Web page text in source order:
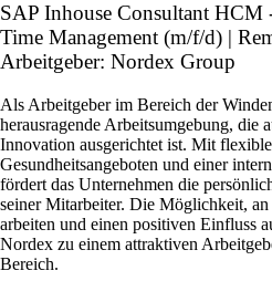
SAP Inhouse Consultant
Time Management (m/f/d) |
Arbeitgeber: Nordex Group
Als Arbeitgeber im Bereich der
herausragende Arbeitsumgebung, die
Innovation ausgerichtet ist. Mit
Gesundheitsangeboten und einer
fördert das Unternehmen die
seiner Mitarbeiter. Die Möglichkeit, an
arbeiten und einen positiven Einfluss
Nordex zu einem attraktiven
Bereich.